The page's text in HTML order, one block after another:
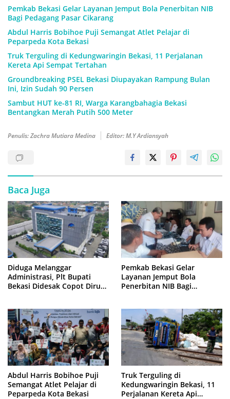
Pemkab Bekasi Gelar Layanan Jemput Bola Penerbitan NIB
Bagi Pedagang Pasar Cikarang
Abdul Harris Bobihoe Puji Semangat Atlet Pelajar di
Peparpeda Kota Bekasi
Truk Terguling di Kedungwaringin Bekasi, 11 Perjalanan
Kereta Api Sempat Tertahan
Groundbreaking PSEL Bekasi Diupayakan Rampung Bulan
Ini, Izin Sudah 90 Persen
Sambut HUT ke-81 RI, Warga Karangbahagia Bekasi
Bentangkan Merah Putih 500 Meter
Penulis: Zachra Mutiara Medina Editor: M.Y Ardiansyah
Baca Juga
Diduga Melanggar
Administrasi, Plt Bupati
Bekasi Didesak Copot Dirum
Pemkab Bekasi Gelar
Layanan Jemput Bola
Penerbitan NIB Bagi
Abdul Harris Bobihoe Puji
Semangat Atlet Pelajar di
Peparpeda Kota Bekasi
Truk Terguling di
Kedungwaringin Bekasi, 11
Perjalanan Kereta Api